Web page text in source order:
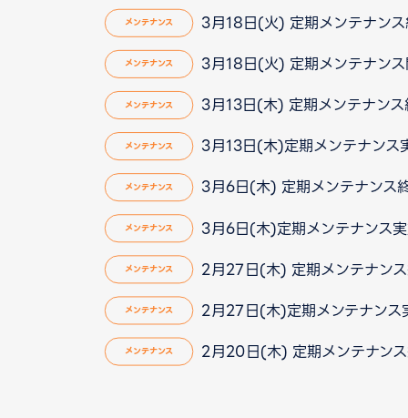
メンテナンス 3月18日(火) 定期メンテナン
メンテナンス 3月18日(火) 定期メンテナン
メンテナンス 3月13日(木) 定期メンテナン
メンテナンス 3月13日(木)定期メンテナンス
メンテナンス 3月6日(木) 定期メンテナン
メンテナンス 3月6日(木)定期メンテナンス
メンテナンス 2月27日(木) 定期メンテナン
メンテナンス 2月27日(木)定期メンテナンス
メンテナンス 2月20日(木) 定期メンテナン